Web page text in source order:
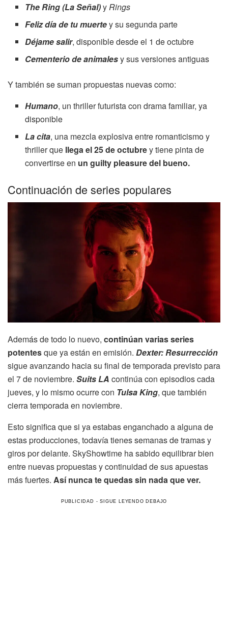
The Ring(La Señal)yRings
Feliz día de tu muertey su segunda parte
Déjame salir, disponible desde el 1 de octubre
Cementerio de animalesy sus versiones antiguas
Y también se suman propuestas nuevas como:
Humano, un thriller futurista con drama familiar, ya
disponible
La cita, una mezcla explosiva entre romanticismo y
thriller que llega el 25 de octubrey tiene pinta de
convertirse en un guilty pleasure del bueno.
Continuación de series populares
Además de todo lo nuevo, continúan varias series
potentesque ya están en emisión. Dexter: Resurrección
sigue avanzando hacia su final de temporada previsto para
el 7 de noviembre. Suits LA continúa con episodios cada
jueves, y lo mismo ocurre con Tulsa King, que también
cierra temporada en noviembre.
Esto significa que si ya estabas enganchado a alguna de
estas producciones, todavía tienes semanas de tramas y
giros por delante. SkyShowtime ha sabido equilibrar bien
entre nuevas propuestas y continuidad de sus apuestas
más fuertes. Así nunca te quedas sin nada que ver.